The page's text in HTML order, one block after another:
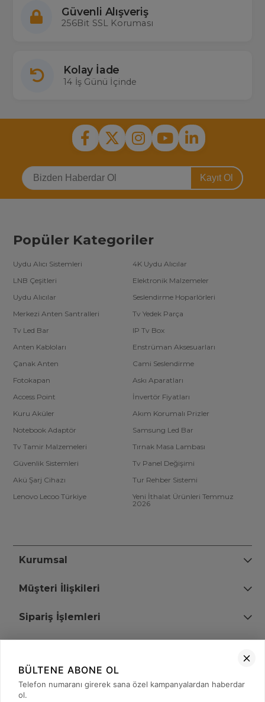
Güvenli Alışveriş
256Bit SSL Koruması
Kolay İade
14 İş Günü İçinde
Kayıt Ol
Popüler Kategoriler
Uydu Alıcı Sistemleri
4K Uydu Alıcılar
LNB Çeşitleri
Elektronik Malzemeler
Uydu Alıcılar
Seslendirme Hoparlörleri
Merkezi Anten Santralleri
Tv Yedek Parça
Tv Led Bar
IP Tv Box
Anten Kabloları
Enstrüman Aksesuarları
Çanak Anten
Cami Seslendirme
Fotokapan
Askı Aparatları
Access Point
İnvertör Fiyatları
Kuru Aküler
Akım Korumalı Prizler
Notebook Adaptör
Samsung Led Bar
Tv Tamir Malzemeleri
Tırnak Masa Lambası
Güvenlik Sistemleri
Tv Panel Değişimi
Akü Şarj Cihazı
Tur Rehber Sistemi
Lenovo Lecoo Türkiye
Yeni İthalat Ürünleri Temmuz
2026
Kurumsal
Müşteri İlişkileri
Sipariş İşlemleri
+90 (850) 473 08 08
BÜLTENE ABONE OL
Telefon numaranı girerek sana özel kampanyalardan haberdar
ol.